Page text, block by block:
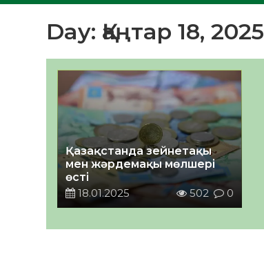
Day: Қаңтар 18, 2025
Қазақстанда зейнетақы
мен жәрдемақы мөлшері
өсті
18.01.2025
502 0